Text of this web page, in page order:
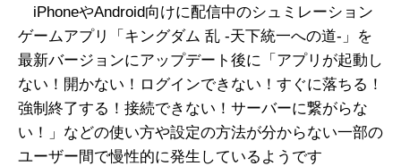
iPhoneやAndroid向けに配信中のシュミレーション
ゲームアプリ「キングダム 乱 -天下統一への道-」を
最新バージョンにアップデート後に「アプリが起動し
ない！開かない！ログインできない！すぐに落ちる！
強制終了する！接続できない！サーバーに繋がらな
い！」などの使い方や設定の方法が分からない一部の
ユーザー間で慢性的に発生しているようです